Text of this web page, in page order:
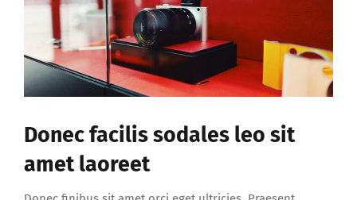
isompana
Donec facilis sodales leo sit
amet laoreet